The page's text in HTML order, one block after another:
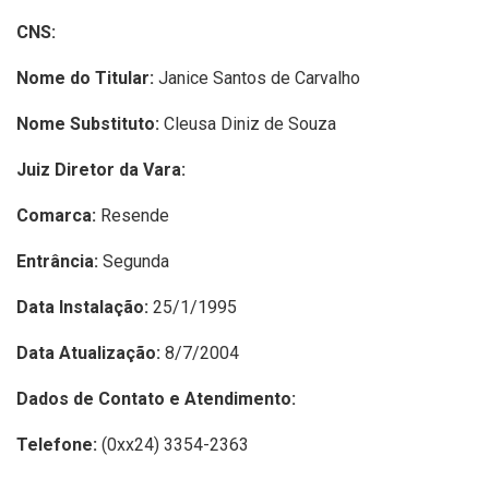
CNS:
Nome do Titular: Janice Santos de Carvalho
Nome Substituto: Cleusa Diniz de Souza
Juiz Diretor da Vara:
Comarca: Resende
Entrância: Segunda
Data Instalação: 25/1/1995
Data Atualização: 8/7/2004
Dados de Contato e Atendimento:
Telefone: (0xx24) 3354-2363